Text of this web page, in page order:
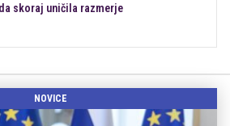
skoraj uničila razmerje
NOVICE